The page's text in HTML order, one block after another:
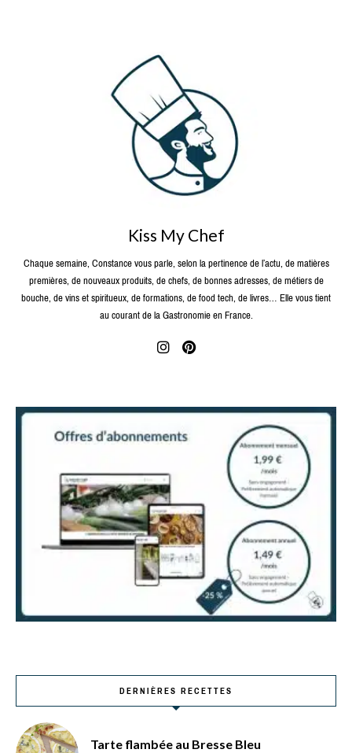
Kiss My Chef
Chaque semaine, Constance vous parle, selon la pertinence de l’actu, de matières
premières, de nouveaux produits, de chefs, de bonnes adresses, de métiers de
bouche, de vins et spiritueux, de formations, de food tech, de livres… Elle vous tient
au courant de la Gastronomie en France.
DERNIÈRES RECETTES
Tarte flambée au Bresse Bleu